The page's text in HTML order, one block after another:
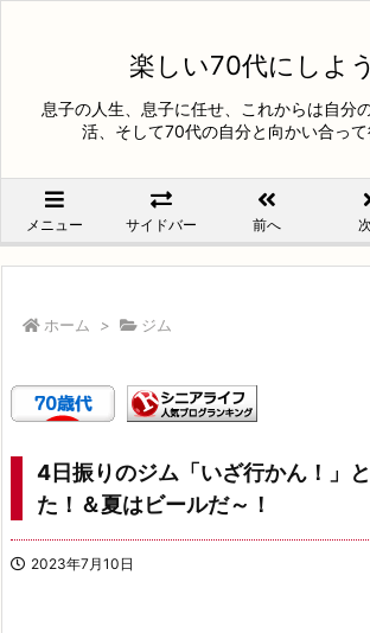
楽しい70代にしよ
息子の人生、息子に任せ、これからは自分
活、そして70代の自分と向かい合って
メニュー サイドバー 前へ
ホーム > ジム
4日振りのジム「いざ行かん！」
た！＆夏はビールだ～！
2023年7月10日